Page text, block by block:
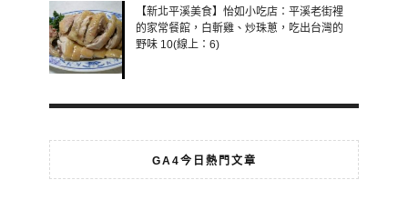
【新北平溪美食】怡如小吃店：平溪老街裡
的家常餐館，白斬雞、炒珠蔥，吃出台灣的
野味 10(線上：6)
GA4今日熱門文章